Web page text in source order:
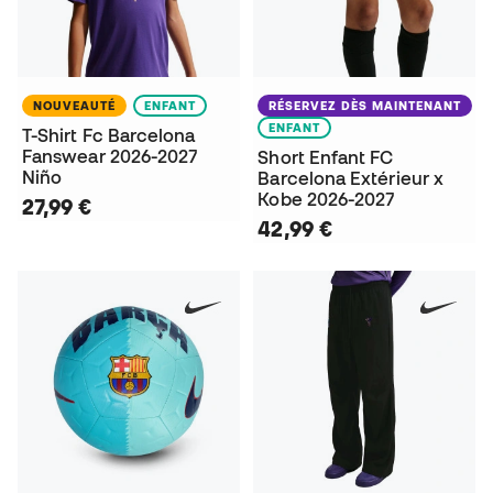
NOUVEAUTÉ ENFANT
T-Shirt Fc Barcelona
Fanswear 2026-2027
Niño
27,99 €
RÉSERVEZ DÈS MAINTENANT
ENFANT
Short Enfant FC
Barcelona Extérieur x
Kobe 2026-2027
42,99 €